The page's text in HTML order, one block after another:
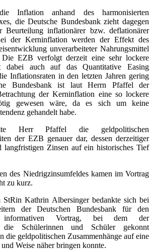
Inflation anhand des harmonisierten
die Deutsche Bundesbank zieht dagegen
inflationärer bzw. deflationärer
der Kerninflation werden der Effekt des
unverarbeiteter Nahrungsmittel
Die EZB verfolgt derzeit eine sehr lockere
dabei auch auf das Quantitative Easing
Inflationsraten in den letzten Jahren gering
Bundesbank ist laut Herrn Pfaffel der
der Kerninflation eine so lockere
gewesen wäre, da es sich um keine
gehandelt habe.
Herr Pfaffel die geldpolitischen
der EZB genauer dar, dessen derzeitiger
langfristigen Zinsen auf ein historisches Tief
des Niedrigzinsumfeldes kamen im Vortrag
zu kurz.
StRin Kathrin Albersinger bedankte sich bei
der Deutschen Bundesbank für den
informativen Vortrag, bei dem der
die Schülerinnen und Schüler gekonnt
die geldpolitischen Zusammenhänge auf eine
Weise näher bringen konnte.